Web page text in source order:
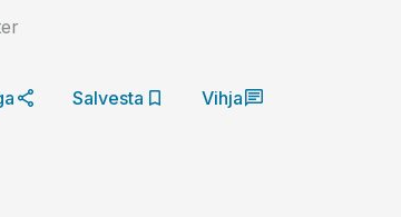
Salvesta Vihja